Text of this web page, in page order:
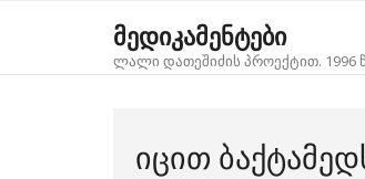
მედიკამენტები
ლალი დათეშიძის პროექტით. 1996
ᲘᲪᲘᲗ